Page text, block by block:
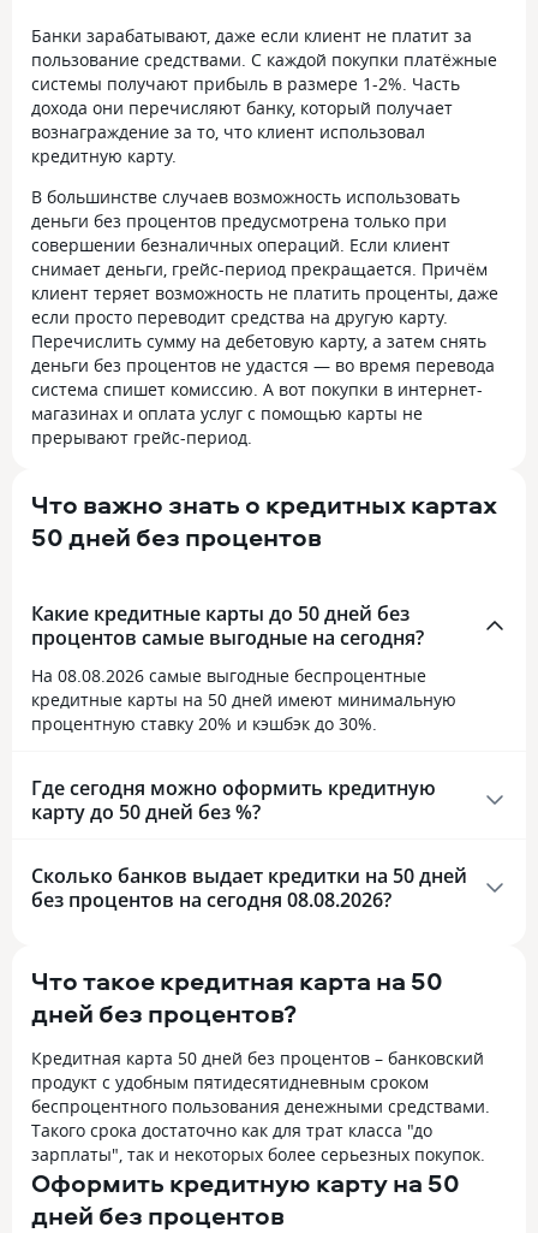
Банки зарабатывают, даже если клиент не платит за
пользование средствами. С каждой покупки платёжные
системы получают прибыль в размере 1-2%. Часть
дохода они перечисляют банку, который получает
вознаграждение за то, что клиент использовал
кредитную карту.
В большинстве случаев возможность использовать
деньги без процентов предусмотрена только при
совершении безналичных операций. Если клиент
снимает деньги, грейс-период прекращается. Причём
клиент теряет возможность не платить проценты, даже
если просто переводит средства на другую карту.
Перечислить сумму на дебетовую карту, а затем снять
деньги без процентов не удастся — во время перевода
система спишет комиссию. А вот покупки в интернет-
магазинах и оплата услуг с помощью карты не
прерывают грейс-период.
Что важно знать о кредитных картах
50 дней без процентов
Какие кредитные карты до 50 дней без
процентов самые выгодные на сегодня?
На 08.08.2026 самые выгодные беспроцентные
кредитные карты на 50 дней имеют минимальную
процентную ставку 20% и кэшбэк до 30%.
Где сегодня можно оформить кредитную
карту до 50 дней без %?
Сколько банков выдает кредитки на 50 дней
без процентов на сегодня 08.08.2026?
Что такое кредитная карта на 50
дней без процентов?
Кредитная карта 50 дней без процентов – банковский
продукт с удобным пятидесятидневным сроком
беспроцентного пользования денежными средствами.
Такого срока достаточно как для трат класса "до
зарплаты", так и некоторых более серьезных покупок.
Оформить кредитную карту на 50
дней без процентов